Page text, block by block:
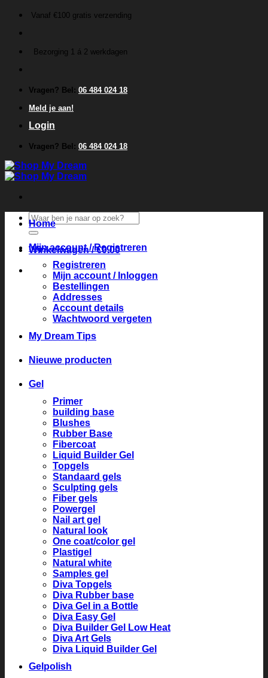
inhoud
Vanaf €100 gratis verzending
Bezorging 1 á 2 werkdagen
Vragen? Bel: 06 484 024 18
Meld je aan!
Login
Vragen? Bel: 06 484 024 18
Zoeken
naar:
Winkelwagen /€0.00
Home
Mijn account / Registreren
Registreren
Mijn account / Inloggen
Bestellingen
Addresses
Account details
Wachtwoord vergeten
My Dream Tips
Nieuwe producten
Gel
Primer
building base
Blushes
Rubber Base
Fibercoat
Liquid Builder Gel
Topgels
Standaard gels
Sculpting gels
Fiber gels
Powergel
Nail art gel
Natural look
One coat/color gel
Plastigel
Natural white
Samples gel
Diva Topgels
Diva Rubber base
Diva Gel in a Bottle
Diva Easy Gel
Diva Builder Gel Low Heat
Diva Art Gels
Diva Liquid Builder Gel
Gelpolish